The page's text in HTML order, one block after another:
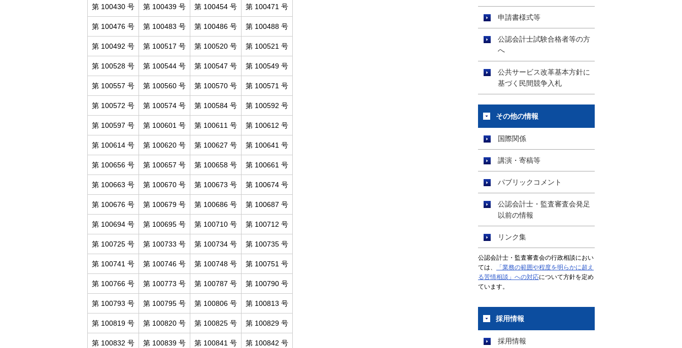
第 100430 号 第 100439 号 第 100454 号 第 100471 号
第 100476 号 第 100483 号 第 100486 号 第 100488 号
第 100492 号 第 100517 号 第 100520 号 第 100521 号
第 100528 号 第 100544 号 第 100547 号 第 100549 号
第 100557 号 第 100560 号 第 100570 号 第 100571 号
第 100572 号 第 100574 号 第 100584 号 第 100592 号
第 100597 号 第 100601 号 第 100611 号 第 100612 号
第 100614 号 第 100620 号 第 100627 号 第 100641 号
第 100656 号 第 100657 号 第 100658 号 第 100661 号
第 100663 号 第 100670 号 第 100673 号 第 100674 号
第 100676 号 第 100679 号 第 100686 号 第 100687 号
第 100694 号 第 100695 号 第 100710 号 第 100712 号
第 100725 号 第 100733 号 第 100734 号 第 100735 号
第 100741 号 第 100746 号 第 100748 号 第 100751 号
第 100766 号 第 100773 号 第 100787 号 第 100790 号
第 100793 号 第 100795 号 第 100806 号 第 100813 号
第 100819 号 第 100820 号 第 100825 号 第 100829 号
第 100832 号 第 100839 号 第 100841 号 第 100842 号
申請書様式等
公認会計士試験合格者等の方
へ
公共サービス改革基本方針に
基づく民間競争入札
その他の情報
国際関係
講演・寄稿等
パブリックコメント
公認会計士・監査審査会発足
以前の情報
リンク集
公認会計士・監査審査会の行政相談におい
ては、
「業務の範囲や程度を明らかに超え
る苦情相談」への対応について方針を定め
ています。
採用情報
採用情報